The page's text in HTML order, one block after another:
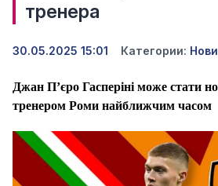
тренера
30.05.2025 15:01 Категории:
Джан П’єро Гасперіні може стати
тренером Роми найближчим часом